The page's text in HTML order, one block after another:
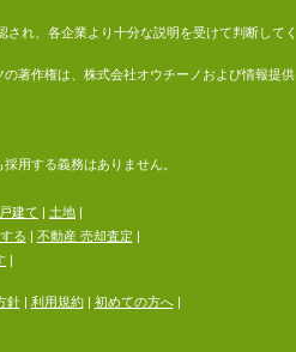
れ、各企業より十分な説明を受けて判断してく
著作権は、株式会社オウチーノおよび情報提供
用する義務はありません。
建て 土地
る 不動産 売却査定
針| 利用規約| 初めての方へ|